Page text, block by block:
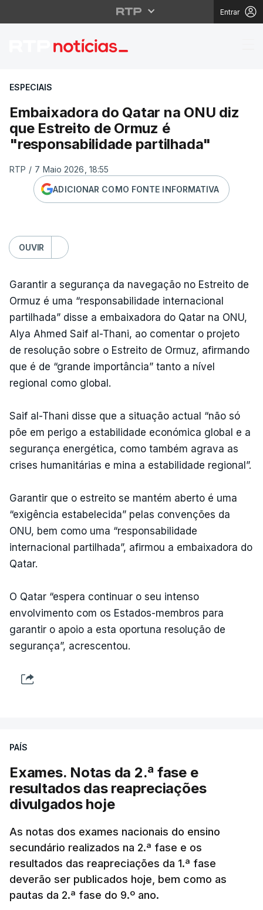
Entrar
Embaixadora do
ESPECIAIS
Embaixadora do Qatar na ONU diz
que Estreito de Ormuz é
"responsabilidade partilhada"
RTP / 7 Maio 2026, 18:55
ADICIONAR COMO FONTE INFORMATIVA
OUVIR
Garantir a segurança da navegação no Estreito de
Ormuz é uma “responsabilidade internacional
partilhada” disse a embaixadora do Qatar na ONU,
Alya Ahmed Saif al-Thani, ao comentar o projeto
de resolução sobre o Estreito de Ormuz, afirmando
que é de “grande importância” tanto a nível
regional como global.
Saif al-Thani disse que a situação actual “não só
põe em perigo a estabilidade económica global e a
segurança energética, como também agrava as
crises humanitárias e mina a estabilidade regional”.
Garantir que o estreito se mantém aberto é uma
“exigência estabelecida” pelas convenções da
ONU, bem como uma “responsabilidade
internacional partilhada”, afirmou a embaixadora do
Qatar.
O Qatar “espera continuar o seu intenso
envolvimento com os Estados-membros para
garantir o apoio a esta oportuna resolução de
segurança”, acrescentou.
PAÍS
Exames. Notas da 2.ª fase e
resultados das reapreciações
divulgados hoje
As notas dos exames nacionais do ensino
secundário realizados na 2.ª fase e os
resultados das reapreciações da 1.ª fase
deverão ser publicados hoje, bem como as
pautas da 2.ª fase do 9.º ano.